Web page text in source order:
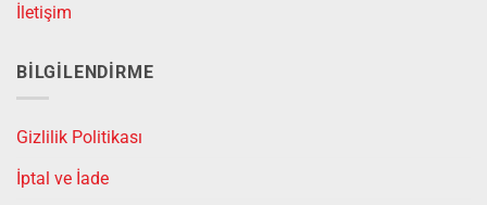
İletişim
BILGILENDIRME
Gizlilik Politikası
İptal ve İade